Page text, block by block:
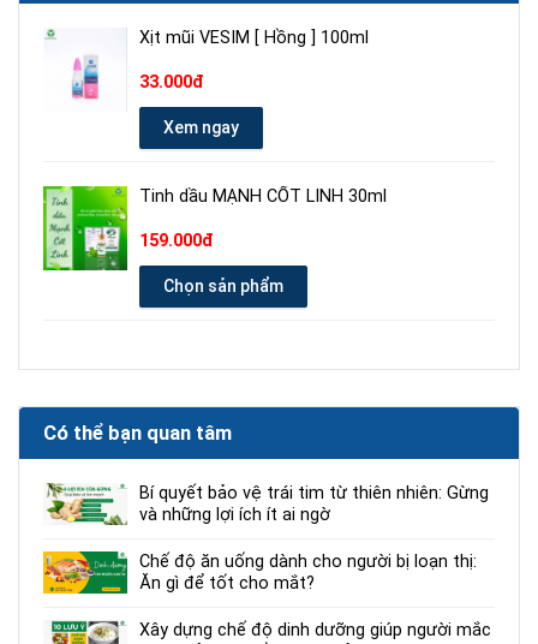
Xịt mũi VESIM [ Hồng ] 100ml
33.000đ
Xem ngay
Tinh dầu MẠNH CỐT LINH 30ml
159.000đ
Chọn sản phẩm
Có thể bạn quan tâm
Bí quyết bảo vệ trái tim từ thiên nhiên: Gừng
và những lợi ích ít ai ngờ
Chế độ ăn uống dành cho người bị loạn thị:
Ăn gì để tốt cho mắt?
Xây dựng chế độ dinh dưỡng giúp người mắc